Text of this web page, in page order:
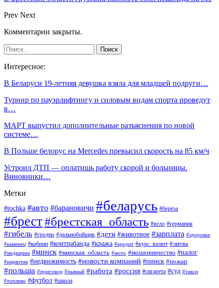
Prev Next
Комментарии закрыты.
Интересное:
В Беларуси 19-летняя девушка взяла для младшей подруги…
Турнир по пауэрлифтингу и силовым видам спорта проведут
в…
МАРТ выпустил дополнительные разъяснения по новой
системе…
В Польше белорус на Mercedes превысил скорость на 85 км/ч
Устроил ДТП — оплатишь работу скорой и больницы.
Виновники…
Метки
#tochka #авто #барановичи #беларусь #берёза
#брест#брестская_область #вело #германия
#гибель #гродно #дальнобойщик #дети #животное #зарплата #здоровье
#каменец #кобрин #контрабанда #кража #кредит #курс_валют #литва
#медицина #минск #минская_область #мото #мошенничество #налог
#наркотик #недвижимость #новости компаний #пинск #пожар
#польша #приговор #пьяный #работа #россия #сигарета #суд #такси
#топливо #футбол #школа